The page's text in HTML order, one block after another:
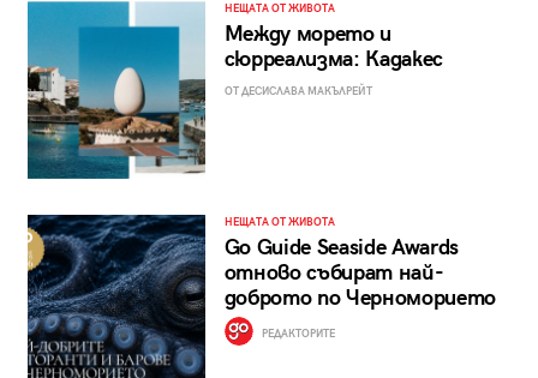
НЕЩАТА ОТ ЖИВОТА
Между морето и
сюрреализма: Кадакес
ОТ ДЕСИСЛАВА МАКЪЛРЕЙТ
НЕЩАТА ОТ ЖИВОТА
Go Guide Seaside Awards
отново събират най-
доброто по Черноморието
РЕДАКТОРИТЕ